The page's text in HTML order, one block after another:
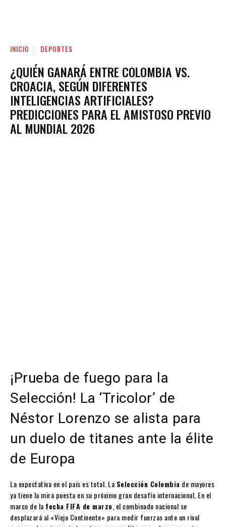
INICIO DEPORTES
¿QUIÉN GANARÁ ENTRE COLOMBIA VS.
CROACIA, SEGÚN DIFERENTES
INTELIGENCIAS ARTIFICIALES?
PREDICCIONES PARA EL AMISTOSO PREVIO
AL MUNDIAL 2026
¡Prueba de fuego para la
Selección! La ‘Tricolor’ de
Néstor Lorenzo se alista para
un duelo de titanes ante la élite
de Europa
La expectativa en el país es total. La Selección Colombia de mayores
ya tiene la mira puesta en su próximo gran desafío internacional. En el
marco de la fecha FIFA de marzo , el combinado nacional se
desplazará al «Viejo Continente» para medir fuerzas ante un rival